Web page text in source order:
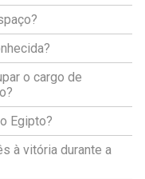
o cargo de
Egipto?
à vitória durante a